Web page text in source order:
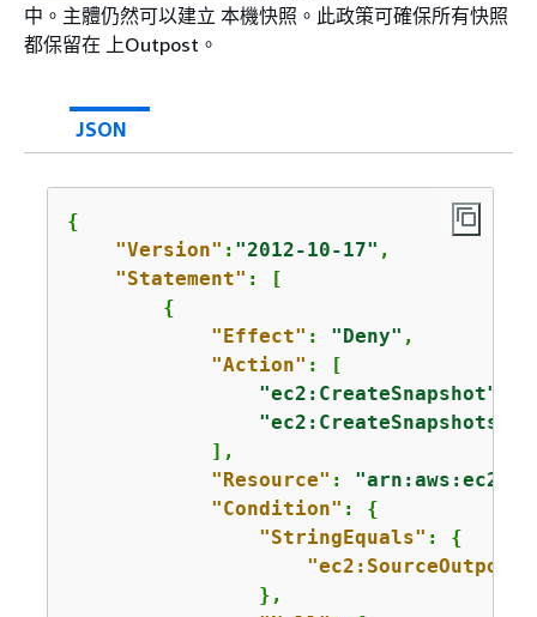
中。主體仍然可以建立 本機快照。此政策可確保所有快照
都保留在 上Outpost。
JSON
{
"Version" : "2012-10-17" ,
"Statement" : [
{
"Effect" : "Deny" ,
"Action" : [
"ec2:CreateSnapshot"
"ec2:CreateSnapshots"
            ],
"Resource" :
"Condition" : {
"StringEquals" : {
                },